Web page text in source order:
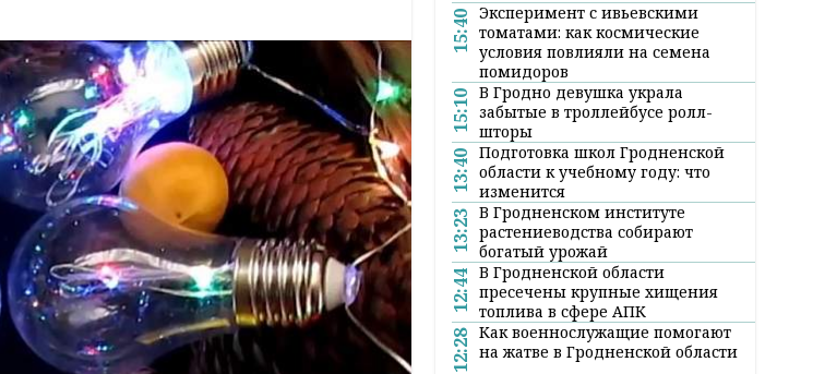
15:40 Эксперимент с ивьевскими
томатами: как космические
условия повлияли на семена
помидоров
15:10 В Гродно девушка украла
забытые в троллейбусе ролл-
шторы
13:40 Подготовка школ Гродненской
области к учебному году: что
изменится
13:23 В Гродненском институте
растениеводства собирают
богатый урожай
12:44 В Гродненской области
пресечены крупные хищения
топлива в сфере АПК
12:28 Как военнослужащие помогают
на жатве в Гродненской области